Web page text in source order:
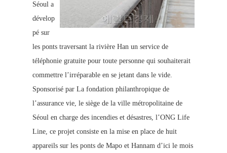
Séoul a
dévelop
pé sur
les ponts traversant la rivière Han un service de
téléphonie gratuite pour toute personne qui souhaiterait
commettre l’irréparable en se jetant dans le vide.
Sponsorisé par La fondation philanthropique de
l’assurance vie, le siège de la ville métropolitaine de
Séoul en charge des incendies et désastres, l’ONG Life
Line, ce projet consiste en la mise en place de huit
appareils sur les ponts de Mapo et Hannam d’ici le mois